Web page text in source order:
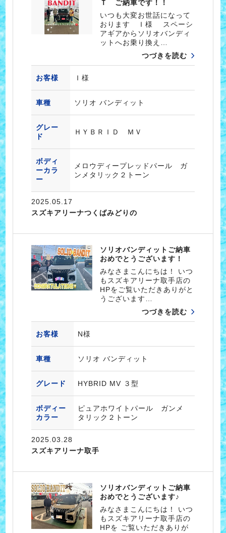
Ｔ ご納車です！！
いつも大変お世話になって
おります Ｉ様 スペーシ
アギアからソリオバンディ
ットへお乗り換え…
つづきを読む
お客様 Ｉ様
車種 ソリオ バンディット
グレー
ド
ＨＹＢＲＩＤ ＭＶ
ボディ
ーカラ
ー
メロウディープレッドパール ガ
ンメタリック２トーン
2025.05.17
スズキアリーナつくばみどりの
ソリオバンディットご納車
おめでとうございます！
みなさまこんにちは！ いつ
もスズキアリーナ取手店の
HPをご覧いただきありがと
うございます…
つづきを読む
お客様 N様
車種 ソリオ バンディット
グレード HYBRID MV ３型
ボディー
カラー
ピュアホワイトパール ガンメ
タリック２トーン
2025.03.28
スズキアリーナ取手
ソリオバンディットご納車
おめでとうございます♪
みなさまこんにちは！ いつ
もスズキアリーナ取手店の
HPを ご覧いただきありが